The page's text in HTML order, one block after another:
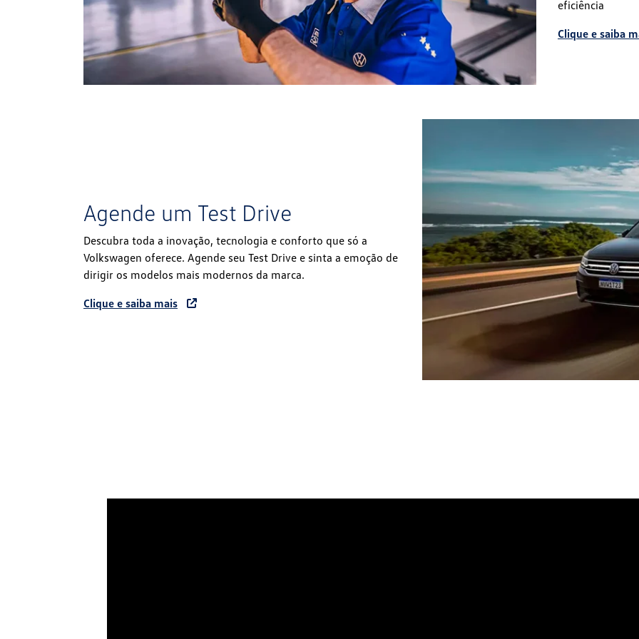
eficiência
Clique e saiba
Agende um Test Drive
Descubra toda a inovação, tecnologia e conforto que só a
Volkswagen oferece. Agende seu Test Drive e sinta a emoção de
dirigir os modelos mais modernos da marca.
Clique e saiba mais